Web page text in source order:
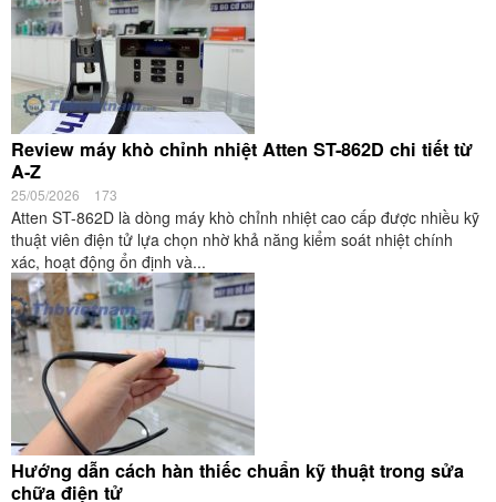
Review máy khò chỉnh nhiệt Atten ST-862D chi tiết từ
A-Z
25/05/2026 173
Atten ST-862D là dòng máy khò chỉnh nhiệt cao cấp được nhiều kỹ
thuật viên điện tử lựa chọn nhờ khả năng kiểm soát nhiệt chính
xác, hoạt động ổn định và...
Hướng dẫn cách hàn thiếc chuẩn kỹ thuật trong sửa
chữa điện tử